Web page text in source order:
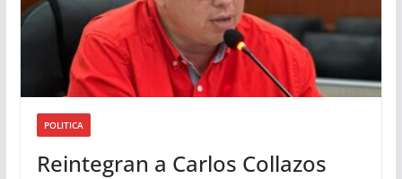
POLITICA
Reintegran a Carlos Collazos